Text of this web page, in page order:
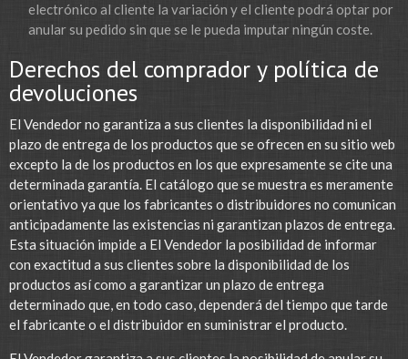
electrónico al cliente la variación y el cliente podrá optar por
anular su pedido sin que se le pueda imputar ningún coste.
Derechos del comprador y política de
devoluciones
El Vendedor no garantiza a sus clientes la disponibilidad ni el
plazo de entrega de los productos que se ofrecen en su sitio web
excepto la de los productos en los que expresamente se cite una
determinada garantía. El catálogo que se muestra es meramente
orientativo ya que los fabricantes o distribuidores no comunican
anticipadamente las existencias ni garantizan plazos de entrega.
Esta situación impide a El Vendedor la posibilidad de informar
con exactitud a sus clientes sobre la disponibilidad de los
productos así como a garantizar un plazo de entrega
determinado que, en todo caso, dependerá del tiempo que tarde
el fabricante o el distribuidor en suministrar el producto.